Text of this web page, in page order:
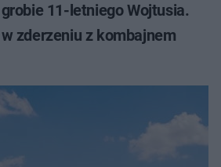
11-letniego Wojtusia.
w zderzeniu z kombajnem